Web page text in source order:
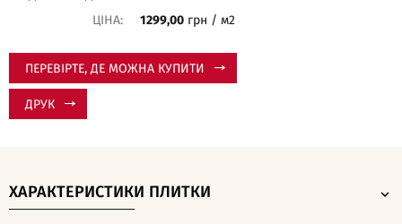
ЦІНА:
1299,00 грн / м2
ПЕРЕВІРТЕ, ДЕ МОЖНА КУПИТИ
ДРУК
ХАРАКТЕРИСТИКИ ПЛИТКИ